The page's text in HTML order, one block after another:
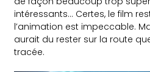
intéressants… Certes, le film
l’animation est impeccable.
aurait du rester sur la route
tracée.